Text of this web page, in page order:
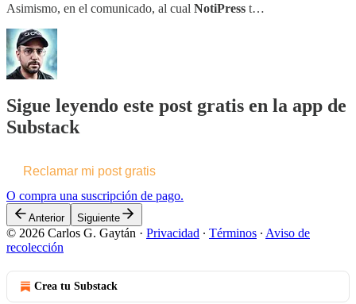
Asimismo, en el comunicado, al cual NotiPress t…
Sigue leyendo este post gratis en la app de
Substack
Reclamar mi post gratis
O compra una suscripción de pago.
Anterior Siguiente
© 2026 Carlos G. Gaytán · Privacidad ∙ Términos ∙ Aviso de
recolección
Crea tu Substack